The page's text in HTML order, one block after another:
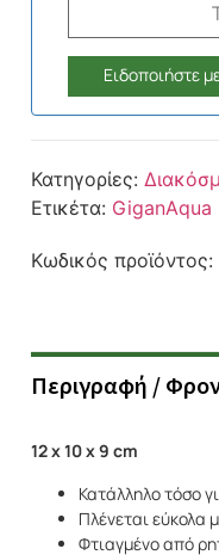
Κατηγορίες:
Ετικέτα: GiganAqua
Κωδικός προϊόντος:
Περιγραφή /
12 x 10 x 9 cm
Κατάλληλο τόσο
Πλένεται εύκολα
Φτιαγμένο από